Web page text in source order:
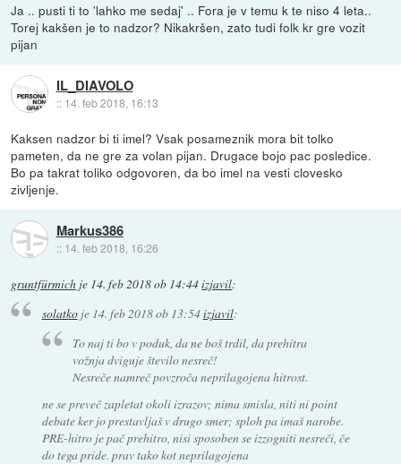
Ja .. pusti ti to 'lahko me sedaj' .. Fora je v temu k te niso 4 leta..
Torej kakšen je to nadzor? Nikakršen, zato tudi folk kr gre vozit
pijan
IL_DIAVOLO
:: 14. feb 2018, 16:13
Kaksen nadzor bi ti imel? Vsak posameznik mora bit tolko
pameten, da ne gre za volan pijan. Drugace bojo pac posledice.
Bo pa takrat toliko odgovoren, da bo imel na vesti clovesko
zivljenje.
Markus386
:: 14. feb 2018, 16:26
gruntfürmich je 14. feb 2018 ob 14:44izjavil:
solatkoje 14. feb 2018 ob 13:54izjavil:
To naj ti bo v poduk, da ne boš trdil, da prehitra
vožnja dviguje število nesreč!
Nesreče namreč povzroča neprilagojena hitrost.
ne se preveč zapletat okoli izrazov; nima smisla, niti ni point
debate ker jo prestavljaš v drugo smer; sploh pa imaš narobe.
PRE-hitro je pač prehitro, nisi sposoben se izzogniti nesreči, če
do tega pride. prav tako kot neprilagojena